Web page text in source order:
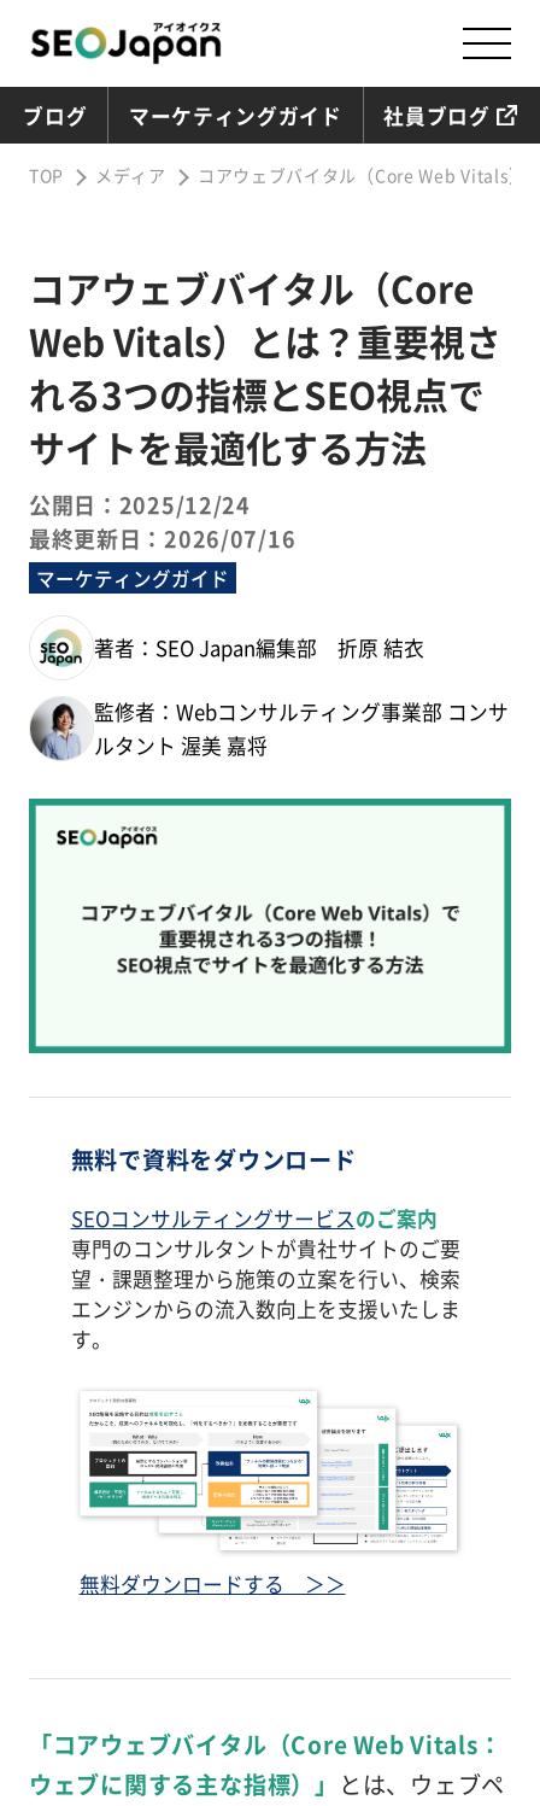
ブログ マーケティングガイド 社員ブログ
TOP メディア コアウェブバイタル（Core Web Vitals）
コアウェブバイタル（Core
Web Vitals）とは？重要視さ
れる3つの指標とSEO視点で
サイトを最適化する方法
公開日：2025/12/24
最終更新日：2026/07/16
マーケティングガイド
著者：SEO Japan編集部 折原 結衣
監修者：Webコンサルティング事業部 コンサ
ルタント 渥美 嘉将
無料で資料をダウンロード
SEOコンサルティングサービスのご案内
専門のコンサルタントが貴社サイトのご要
望・課題整理から施策の立案を行い、検索
エンジンからの流入数向上を支援いたしま
す。
無料ダウンロードする ＞＞
「コアウェブバイタル（Core Web Vitals：
ウェブに関する主な指標）」 とは、ウェブペ